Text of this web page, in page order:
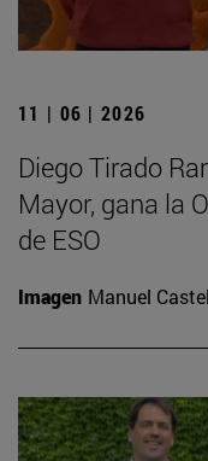
11 | 06 | 2026
Diego Tirado
Mayor, gana la
de ESO
Imagen Manuel